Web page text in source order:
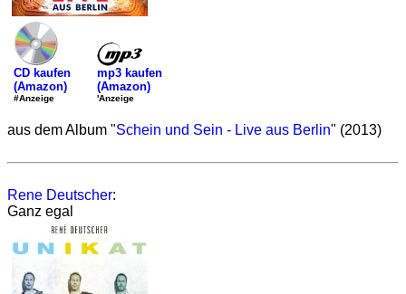
CD kaufen
(Amazon)
#Anzeige
mp3 kaufen
(Amazon)
'Anzeige
aus dem Album "Schein und Sein - Live aus Berlin" (2013)
Rene Deutscher:
Ganz egal